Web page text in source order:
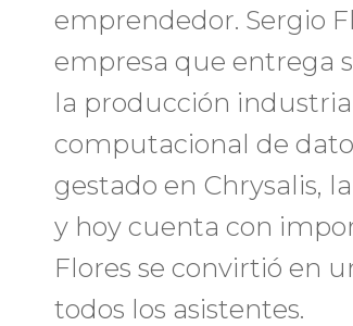
emprendedor. Sergio
empresa que entrega
la producción
computacional de
gestado en Chrysalis,
y hoy cuenta con
Flores se convirtió en
todos los asistentes.